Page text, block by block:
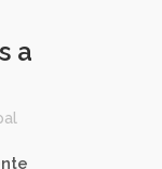
a